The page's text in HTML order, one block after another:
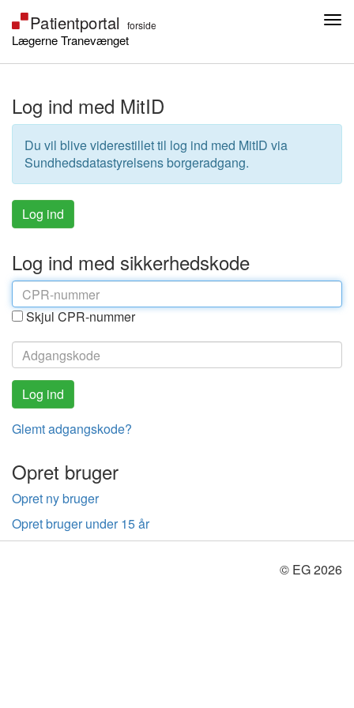
Lægerne Tranevænget
Log ind med MitID
Du vil blive viderestillet til log ind med MitID via
Sundhedsdatastyrelsens borgeradgang.
Log ind med sikkerhedskode
Skjul CPR-nummer
Glemt adgangskode?
Opret bruger
Opret ny bruger
Opret bruger under 15 år
© EG 2026